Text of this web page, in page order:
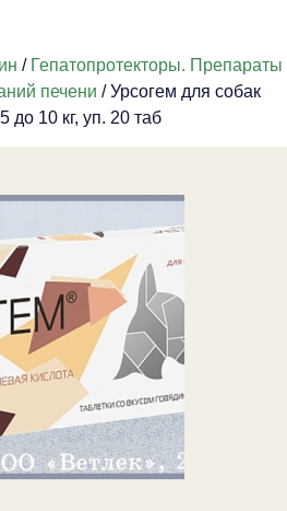
/ Гепатопротекторы. Препараты
печени / Урсогем для собак
до 10 кг, уп. 20 таб